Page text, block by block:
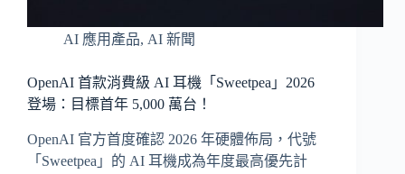
AI 應用產品, AI 新聞
OpenAI 首款消費級 AI 耳機「Sweetpea」2026
登場：目標首年 5,000 萬台！
OpenAI 官方首度確認 2026 年硬體佈局，代號
「Sweetpea」的 AI 耳機成為年度最高優先計